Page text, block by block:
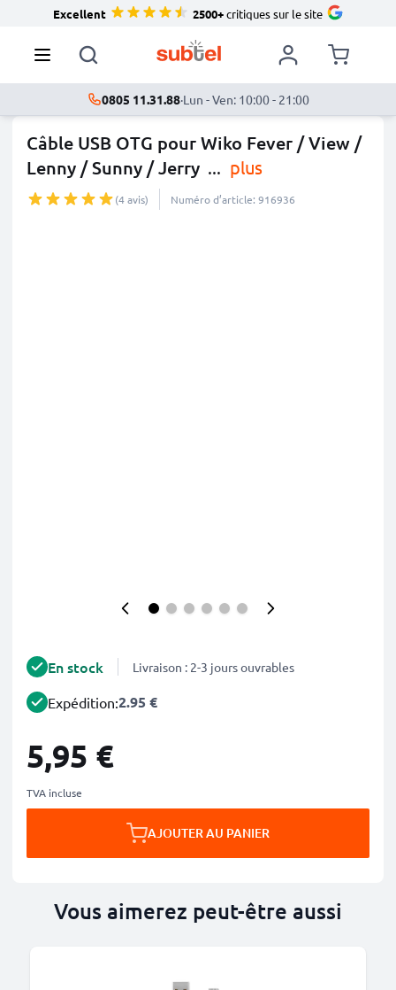
Excellent 2500+critiques sur le site
0805 11.31.88·Lun - Ven: 10:00 - 21:00
Câble USB OTG pour Wiko Fever / View /
Lenny / Sunny / Jerry ... plus
(4 avis) Numéro d’article: 916936
En stock Livraison : 2-3 jours ouvrables
Expédition:2.95 €
5,95 €
TVA incluse
AJOUTER AU PANIER
Vous aimerez peut-être aussi